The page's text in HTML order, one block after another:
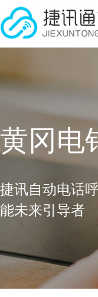
黄冈电
捷讯自动电话
能未来引导者